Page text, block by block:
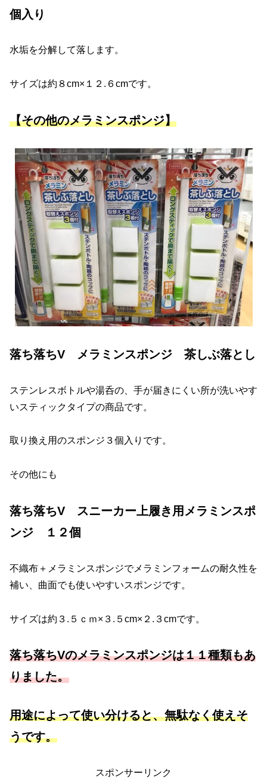
個入り
水垢を分解して落します。
サイズは約８cm×１２.６cmです。
【その他のメラミンスポンジ】
落ち落ちV メラミンスポンジ 茶しぶ落とし
ステンレスボトルや湯呑の、手が届きにくい所が洗いやす
いスティックタイプの商品です。
取り換え用のスポンジ３個入りです。
その他にも
落ち落ちV スニーカー上履き用メラミンスポ
ンジ １２個
不織布＋メラミンスポンジでメラミンフォームの耐久性を
補い、曲面でも使いやすいスポンジです。
サイズは約３.５ｃｍ×３.５cm×２.３cmです。
落ち落ちVのメラミンスポンジは１１種類もあ
りました。
用途によって使い分けると、無駄なく使えそ
うです。
スポンサーリンク